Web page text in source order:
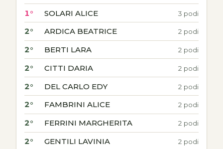
1° SOLARI ALICE 3 podi
2° ARDICA BEATRICE 2 podi
2° BERTI LARA 2 podi
2° CITTI DARIA 2 podi
2° DEL CARLO EDY 2 podi
2° FAMBRINI ALICE 2 podi
2° FERRINI MARGHERITA 2 podi
2° GENTILI LAVINIA 2 podi